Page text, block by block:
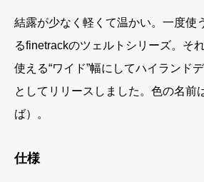
結露が少なく軽くて温かい。一度使
るfinetrackのツェルトシリーズ。そ
使える“ワイド”幅にしてハイランド
としてリリースしました。色の名前
ば）。
仕様